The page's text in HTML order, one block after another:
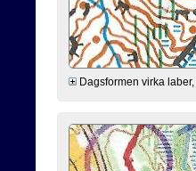
Dagsformen virka